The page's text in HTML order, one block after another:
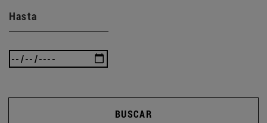
Hasta
BUSCAR